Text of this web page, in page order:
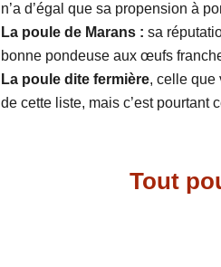
n’a d’égal que sa propension à
La poule de Marans : sa
bonne pondeuse aux œufs
La poule dite fermière, celle que
de cette liste, mais c’est pourtant
Tout